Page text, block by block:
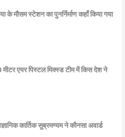
के मौसम स्टेशन का पुनर्निर्माण कहाँ किया गया
एयर पिस्टल मिक्स्ड टीम में किस देश ने
कार्तिक सुब्रमण्यम ने कौनसा अवार्ड